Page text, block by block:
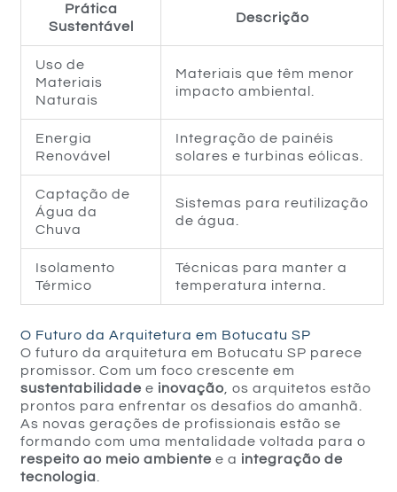
Prática
Sustentável
Descrição
Uso de
Materiais
Naturais
Materiais que têm menor
impacto ambiental.
Energia
Renovável
Integração de painéis
solares e turbinas eólicas.
Captação de
Água da
Chuva
Sistemas para reutilização
de água.
Isolamento
Térmico
Técnicas para manter a
temperatura interna.
O Futuro da Arquitetura em Botucatu SP
O futuro da arquitetura em Botucatu SP parece
promissor. Com um foco crescente em
sustentabilidade e inovação , os arquitetos estão
prontos para enfrentar os desafios do amanhã.
As novas gerações de profissionais estão se
formando com uma mentalidade voltada para o
respeito ao meio ambiente e a integração de
tecnologia